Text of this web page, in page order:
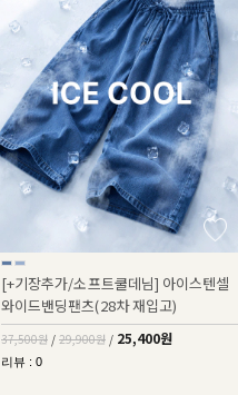
[+기장추가/소프트쿨데님] 아이스텐셀
와이드밴딩팬츠(28차 재입고)
37,500원 / 29,900원 / 25,400원
리뷰 : 0